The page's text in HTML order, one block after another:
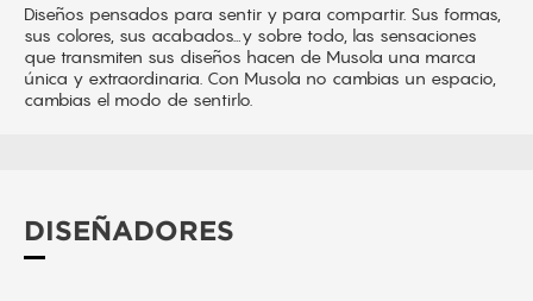
Diseños pensados para sentir y para compartir. Sus formas,
sus colores, sus acabados…y sobre todo, las sensaciones
que transmiten sus diseños hacen de Musola una marca
única y extraordinaria. Con Musola no cambias un espacio,
cambias el modo de sentirlo.
DISEÑADORES